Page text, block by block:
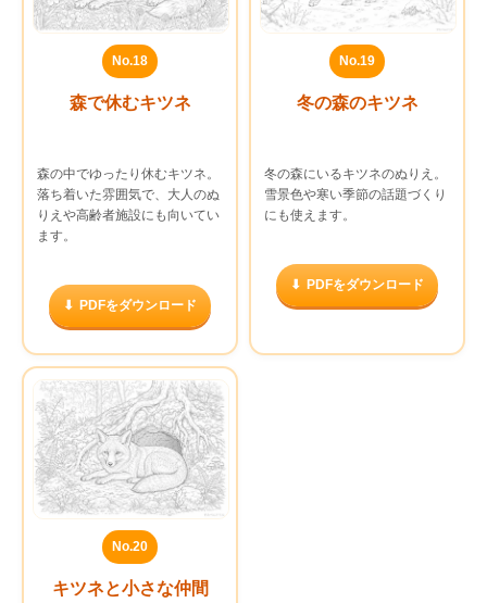
No.18
森で休むキツネ
森の中でゆったり休むキツネ。
落ち着いた雰囲気で、大人のぬ
りえや高齢者施設にも向いてい
ます。
PDFをダウンロード
No.19
冬の森のキツネ
冬の森にいるキツネのぬりえ。
雪景色や寒い季節の話題づくり
にも使えます。
PDFをダウンロード
No.20
キツネと小さな仲間